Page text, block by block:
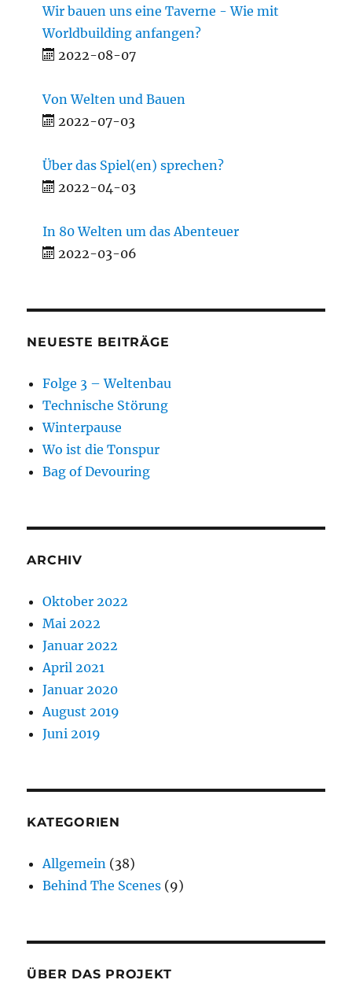
Wir bauen uns eine Taverne - Wie mit
Worldbuilding anfangen?
2022-08-07
Von Welten und Bauen
2022-07-03
Über das Spiel(en) sprechen?
2022-04-03
In 80 Welten um das Abenteuer
2022-03-06
NEUESTE BEITRÄGE
Folge 3 – Weltenbau
Technische Störung
Winterpause
Wo ist die Tonspur
Bag of Devouring
ARCHIV
Oktober 2022
Mai 2022
Januar 2022
April 2021
Januar 2020
August 2019
Juni 2019
KATEGORIEN
Allgemein (38)
Behind The Scenes (9)
ÜBER DAS PROJEKT